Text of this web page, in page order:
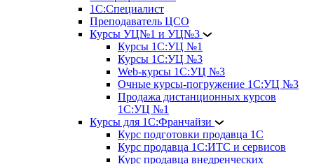
1С:Специалист
Преподаватель ЦСО
Курсы УЦ№1 и УЦ№3
Курсы 1С:УЦ №1
Курсы 1С:УЦ №3
Web-курсы 1С:УЦ №3
Очные курсы-погружение 1С:УЦ №3
Продажа дистанционных курсов
1С:УЦ №1
Курсы для 1С:Франчайзи
Курс подготовки продавца 1С
Курс продавца 1С:ИТС и сервисов
Курс продавца внедренческих